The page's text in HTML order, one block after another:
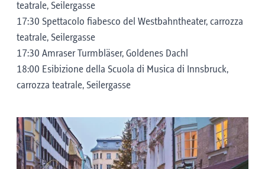
teatrale, Seilergasse
17:30 Spettacolo fiabesco del Westbahntheater, carrozza
teatrale, Seilergasse
17:30 Amraser Turmbläser, Goldenes Dachl
18:00 Esibizione della Scuola di Musica di Innsbruck,
carrozza teatrale, Seilergasse